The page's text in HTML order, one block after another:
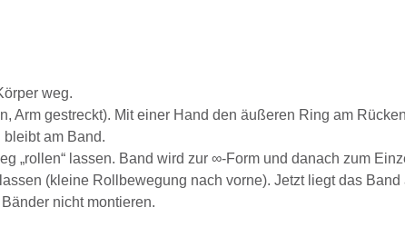
weg.
Arm gestreckt). Mit einer Hand den äußeren Ring am
am Band.
„rollen“ lassen. Band wird zur ∞-Form und danach zum
(kleine Rollbewegung nach vorne). Jetzt liegt das Band
nicht montieren.